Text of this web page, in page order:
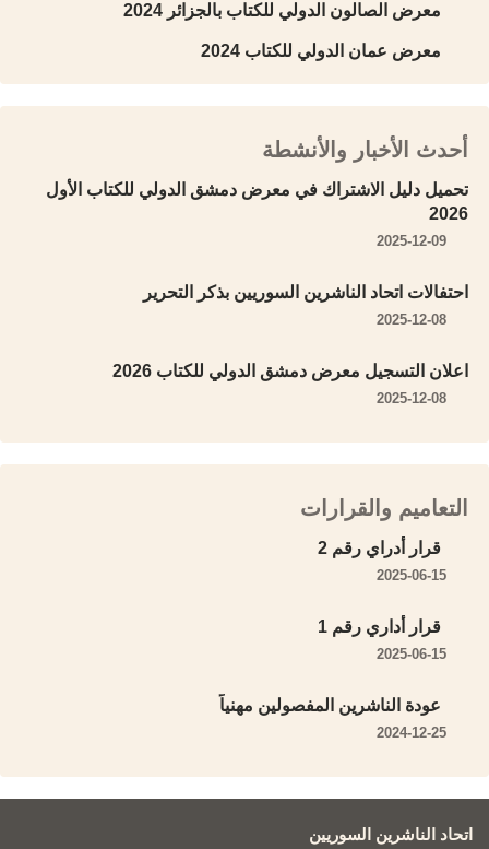
معرض الصالون الدولي للكتاب بالجزائر 2024
معرض عمان الدولي للكتاب 2024
أحدث الأخبار والأنشطة
تحميل دليل الاشتراك في معرض دمشق الدولي للكتاب الأول
2026
2025-12-09
احتفالات اتحاد الناشرين السوريين بذكر التحرير
2025-12-08
اعلان التسجيل معرض دمشق الدولي للكتاب 2026
2025-12-08
التعاميم والقرارات
قرار أدراي رقم 2
2025-06-15
قرار أداري رقم 1
2025-06-15
عودة الناشرين المفصولين مهنياً
2024-12-25
اتحاد الناشرين السوريين